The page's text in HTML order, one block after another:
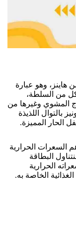
هاينز، وهو عبارة
من السلطة،
المشوي وغيرها من
بالتوال اللذيذة
الحار المميزة.
السعرات الحرارية
البطاقة
الحرارية
الخاصة به.